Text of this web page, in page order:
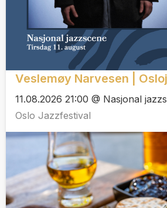
Veslemøy Narvesen |
11.08.2026 21:00 @ Nasjonal
Oslo Jazzfestival